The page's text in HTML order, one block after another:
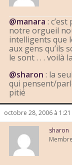
@manara :
notre orgueil
intelligents que
aux gens qu’ils
le sont . . . voilà
@sharon : la
qui pensent/
pitié
octobre 28, 2006 à 1:21
sharon
Membre